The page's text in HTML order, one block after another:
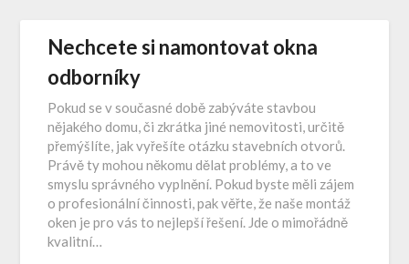
Nechcete si namontovat okna
odborníky
Pokud se v současné době zabýváte stavbou
nějakého domu, či zkrátka jiné nemovitosti, určitě
přemýšlíte, jak vyřešíte otázku stavebních otvorů.
Právě ty mohou někomu dělat problémy, a to ve
smyslu správného vyplnění. Pokud byste měli zájem
o profesionální činnosti, pak věřte, že naše montáž
oken je pro vás to nejlepší řešení. Jde o mimořádně
kvalitní…